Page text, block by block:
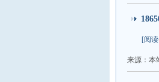
[阅
来源：本